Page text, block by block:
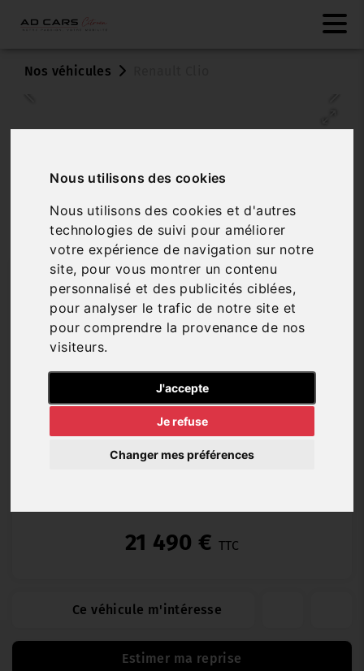
Nous utilisons des cookies
Nous utilisons des cookies et d'autres
technologies de suivi pour améliorer
votre expérience de navigation sur notre
site, pour vous montrer un contenu
personnalisé et des publicités ciblées,
pour analyser le trafic de notre site et
pour comprendre la provenance de nos
visiteurs.
J'accepte
Je refuse
Changer mes préférences
Nos véhicules
Véhicule vendu
RENAULT CLIO
EVOLUTION BLUE DCI 100 -25 5 PORTES (OCT. 2025)
(CO2 108)
Réf. VO011374
10 km 01/2026
21 490 € TTC
Ce véhicule m'intéresse
Estimer ma reprise